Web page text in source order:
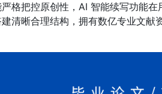
格把控原创性，AI 智能续写功能
清晰合理结构，拥有数亿专业文